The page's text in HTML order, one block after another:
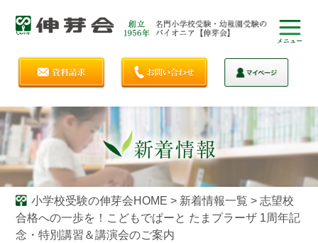
小学校受験の伸芽会HOME > 新着情報一覧 > 志望校
合格への一歩を！こどもでぱーと たまプラーザ 1周年記
念・特別講習＆講演会のご案内